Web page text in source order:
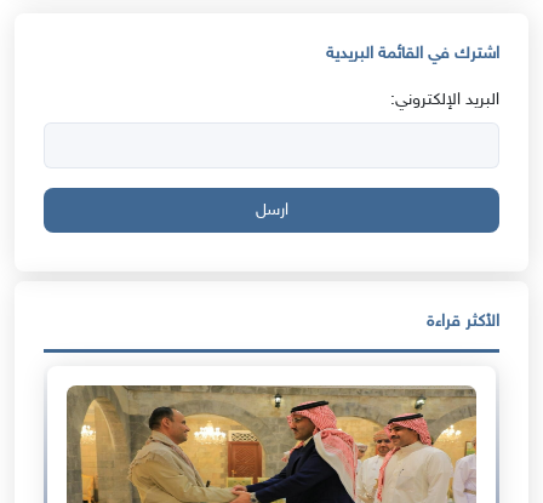
اشترك في القائمة البريدية
البريد الإلكتروني:
ارسل
الأكثر قراءة